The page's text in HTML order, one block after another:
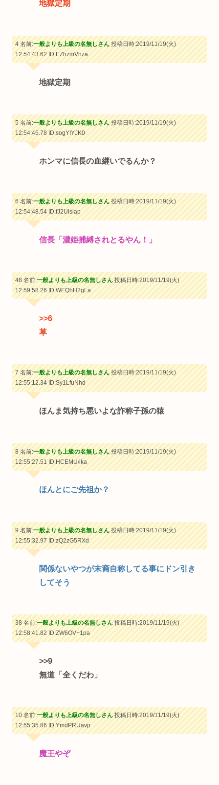
地獄定期
4 名前:一般よりも上級の名無しさん投稿日時:2019/11/19(火)
12:54:43.62ID:EZhzmVhza
地獄定期
5 名前:一般よりも上級の名無しさん投稿日時:2019/11/19(火)
12:54:45.78ID:sogYIYJK0
ホンマに信長の血継いでるんか？
6 名前:一般よりも上級の名無しさん投稿日時:2019/11/19(火)
12:54:48.54ID:fJ2Uislap
信長「濃姫捕縛されとるやん！」
48 名前:一般よりも上級の名無しさん投稿日時:2019/11/19(火)
12:59:58.26ID:WEQhH2gLa
>>6
草
7 名前:一般よりも上級の名無しさん投稿日時:2019/11/19(火)
12:55:12.34ID:Sy1LfuNhd
ほんま気持ち悪いよな詐称子孫の猿
8 名前:一般よりも上級の名無しさん投稿日時:2019/11/19(火)
12:55:27.51ID:HCEMU/ika
ほんとにご先祖か？
9 名前:一般よりも上級の名無しさん投稿日時:2019/11/19(火)
12:55:32.97ID:zQ2zG5RXd
関係ないやつが末裔自称してる事にドン引き
してそう
38 名前:一般よりも上級の名無しさん投稿日時:2019/11/19(火)
12:58:41.82ID:ZW6OV+1pa
>>9
無道「全くだわ」
10 名前:一般よりも上級の名無しさん投稿日時:2019/11/19(火)
12:55:35.86ID:YmdPRUavp
魔王やぞ